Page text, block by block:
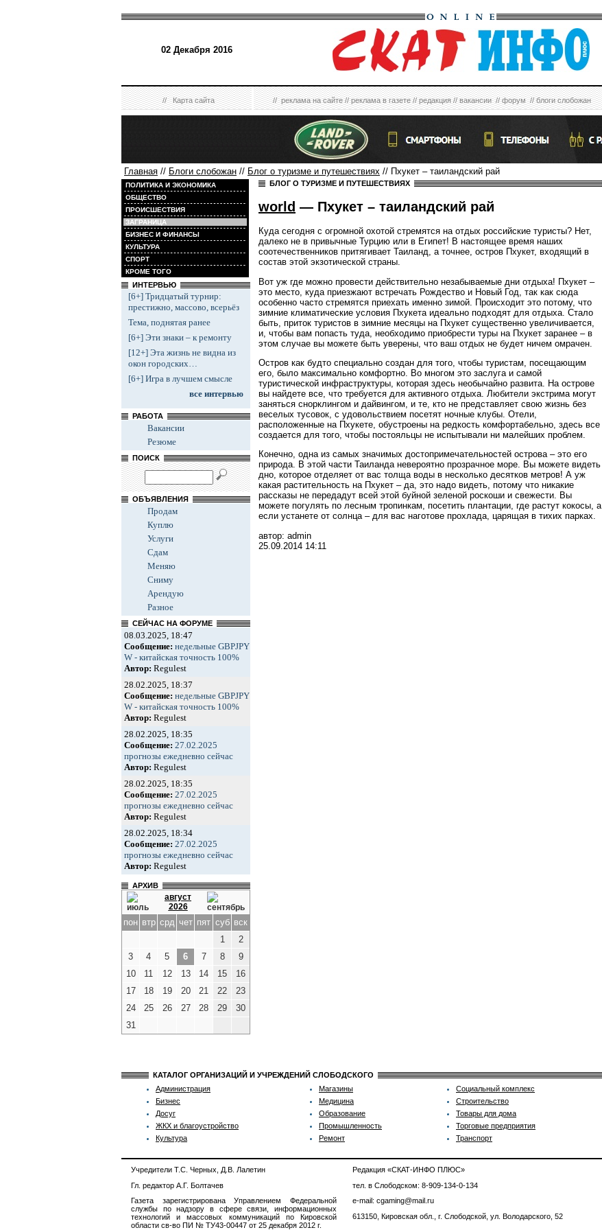
02 Декабря 2016
//Карта сайта //реклама на сайте//реклама в газете//редакция//вакансии//форум//блоги слобожан
Главная // Блоги слобожан // Блог о туризме и путешествиях // Пхукет – таиландский рай
ПОЛИТИКА И ЭКОНОМИКА
ОБЩЕСТВО
ПРОИСШЕСТВИЯ
ЗАГРАНИЦА
БИЗНЕС И ФИНАНСЫ
КУЛЬТУРА
СПОРТ
КРОМЕ ТОГО
ИНТЕРВЬЮ
[6+] Тридцатый турнир:
престижно, массово, всерьёз
Тема, поднятая ранее
[6+] Эти знаки – к ремонту
[12+] Эта жизнь не видна из
окон городских…
[6+] Игра в лучшем смысле
все интервью
РАБОТА
Вакансии
Резюме
ПОИСК
ОБЪЯВЛЕНИЯ
Продам
Куплю
Услуги
Сдам
Меняю
Сниму
Арендую
Разное
СЕЙЧАС НА ФОРУМЕ
08.03.2025, 18:47
Сообщение: недельные GBPJPY
W - китайская точность 100%
Автор: Regulest
28.02.2025, 18:37
Сообщение: недельные GBPJPY
W - китайская точность 100%
Автор: Regulest
28.02.2025, 18:35
Сообщение: 27.02.2025
прогнозы ежедневно сейчас
Автор: Regulest
28.02.2025, 18:35
Сообщение: 27.02.2025
прогнозы ежедневно сейчас
Автор: Regulest
28.02.2025, 18:34
Сообщение: 27.02.2025
прогнозы ежедневно сейчас
Автор: Regulest
АРХИВ
август
2026
пон втр срд чет пят суб вск
1
2
3
4 5 6 7 8
9
10
11 12 13 14 15
16
17
18 19 20 21 22
23
24
25 26 27 28 29
30
31
БЛОГ О ТУРИЗМЕ И ПУТЕШЕСТВИЯХ
world — Пхукет – таиландский рай
Куда сегодня с огромной охотой стремятся на отдых российские туристы? Нет,
далеко не в привычные Турцию или в Египет! В настоящее время наших
соотечественников притягивает Таиланд, а точнее, остров Пхукет, входящий в
состав этой экзотической страны.
Вот уж где можно провести действительно незабываемые дни отдыха! Пхукет –
это место, куда приезжают встречать Рождество и Новый Год, так как сюда
особенно часто стремятся приехать именно зимой. Происходит это потому, что
зимние климатические условия Пхукета идеально подходят для отдыха. Стало
быть, приток туристов в зимние месяцы на Пхукет существенно увеличивается,
и, чтобы вам попасть туда, необходимо приобрести туры на Пхукет заранее – в
этом случае вы можете быть уверены, что ваш отдых не будет ничем омрачен.
Остров как будто специально создан для того, чтобы туристам, посещающим
его, было максимально комфортно. Во многом это заслуга и самой
туристической инфраструктуры, которая здесь необычайно развита. На острове
вы найдете все, что требуется для активного отдыха. Любители экстрима могут
заняться снорклингом и дайвингом, и те, кто не представляет свою жизнь без
веселых тусовок, с удовольствием посетят ночные клубы. Отели,
расположенные на Пхукете, обустроены на редкость комфортабельно, здесь все
создается для того, чтобы постояльцы не испытывали ни малейших проблем.
Конечно, одна из самых значимых достопримечательностей острова – это его
природа. В этой части Таиланда невероятно прозрачное море. Вы можете видеть
дно, которое отделяет от вас толща воды в несколько десятков метров! А уж
какая растительность на Пхукет – да, это надо видеть, потому что никакие
рассказы не передадут всей этой буйной зеленой роскоши и свежести. Вы
можете погулять по лесным тропинкам, посетить плантации, где растут кокосы, а
если устанете от солнца – для вас наготове прохлада, царящая в тихих парках.
автор: admin
25.09.2014 14:11
КАТАЛОГ ОРГАНИЗАЦИЙ И УЧРЕЖДЕНИЙ СЛОБОДСКОГО
Администрация
Бизнес
Досуг
ЖКХ и благоустройство
Культура
Магазины
Медицина
Образование
Промышленность
Ремонт
Социальный комплекс
Строительство
Товары для дома
Торговые предприятия
Транспорт
Учредители Т.С. Черных, Д.В. Лалетин
Гл. редактор А.Г. Болтачев
Газета зарегистрирована Управлением Федеральной
службы по надзору в сфере связи, информационных
технологий и массовых коммуникаций по Кировской
области св-во ПИ № ТУ43-00447 от 25 декабря 2012 г.
Редакция «СКАТ-ИНФО ПЛЮС»
тел. в Слободском: 8-909-134-0-134
e-mail: cgaming@mail.ru
613150, Кировская обл., г. Слободской, ул. Володарского, 52